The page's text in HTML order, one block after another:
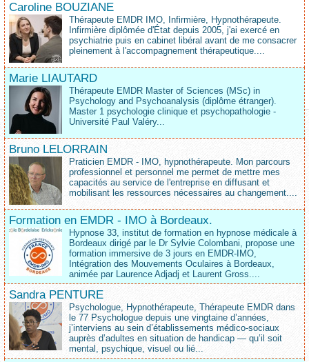
Caroline BOUZIANE
Thérapeute EMDR IMO, Infirmière, Hypnothérapeute.
Infirmière diplômée d'État depuis 2005, j'ai exercé en
psychiatrie puis en cabinet libéral avant de me consacrer
pleinement à l'accompagnement thérapeutique....
Marie LIAUTARD
Thérapeute EMDR Master of Sciences (MSc) in
Psychology and Psychoanalysis (diplôme étranger).
Master 1 psychologie clinique et psychopathologie -
Université Paul Valéry...
Bruno LELORRAIN
Praticien EMDR - IMO, hypnothérapeute. Mon parcours
professionnel et personnel me permet de mettre mes
capacités au service de l'entreprise en diffusant et
mobilisant les ressources nécessaires au changement....
Formation en EMDR - IMO à Bordeaux.
Hypnose 33, institut de formation en hypnose médicale à
Bordeaux dirigé par le Dr Sylvie Colombani, propose une
formation immersive de 3 jours en EMDR-IMO,
Intégration des Mouvements Oculaires à Bordeaux,
animée par Laurence Adjadj et Laurent Gross....
Sandra PENTURE
Psychologue, Hypnothérapeute, Thérapeute EMDR dans
le 77 Psychologue depuis une vingtaine d’années,
j’interviens au sein d’établissements médico‑sociaux
auprès d’adultes en situation de handicap — qu’il soit
mental, psychique, visuel ou lié...